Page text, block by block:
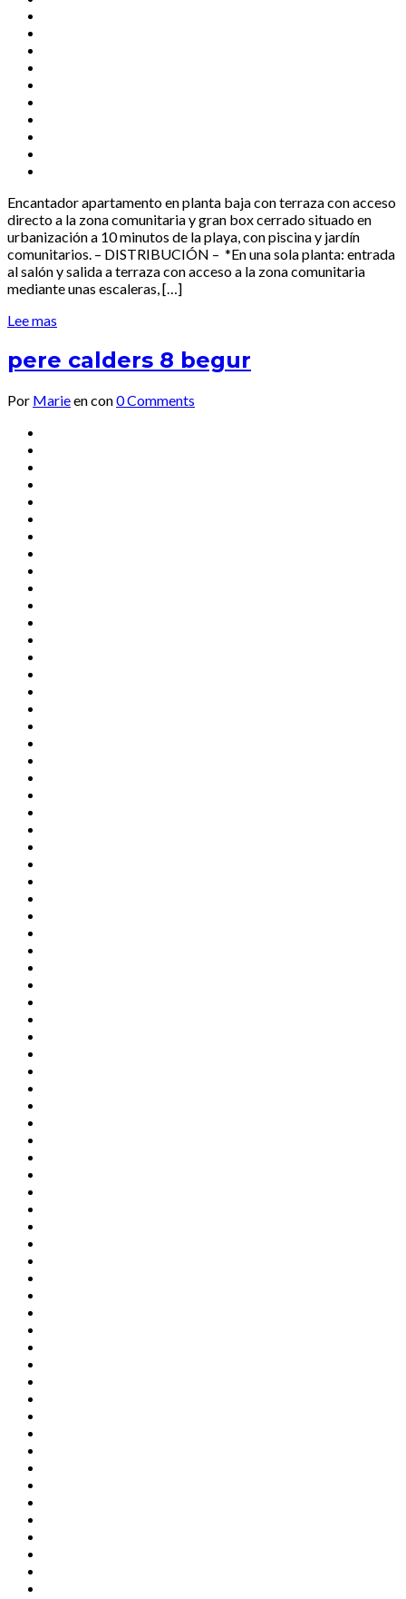
Encantador apartamento en planta baja con terraza con acceso
directo a la zona comunitaria y gran box cerrado situado en
urbanización a 10 minutos de la playa, con piscina y jardín
comunitarios. – DISTRIBUCIÓN – *En una sola planta: entrada
al salón y salida a terraza con acceso a la zona comunitaria
mediante unas escaleras, […]
Lee mas
pere calders 8 begur
Por Marieencon0 Comments